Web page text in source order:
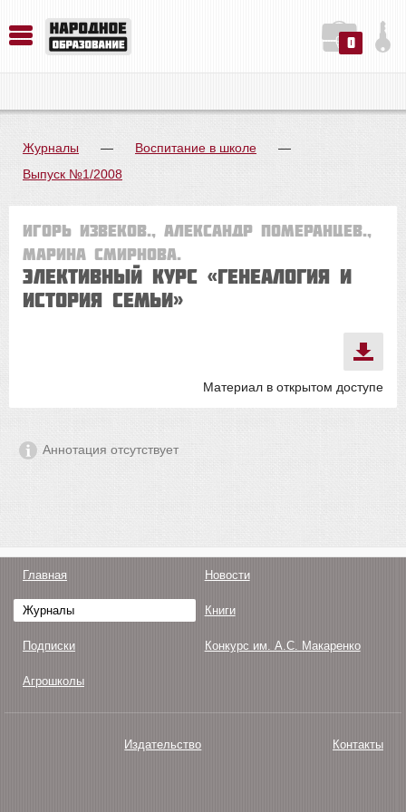
0
Журналы — Воспитание в школе
—
Выпуск №1/2008
Игорь Извеков., Александр Померанцев.,
Марина Смирнова.
Элективный курс «Генеалогия и
история семьи»
Материал в открытом доступе
Аннотация отсутствует
Главная Новости
Журналы Книги
Подписки Конкурс им. А.С. Макаренко
Агрошколы
Издательство Контакты